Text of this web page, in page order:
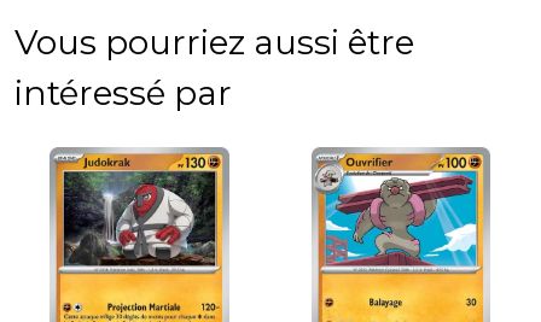
Vous pourriez aussi être
intéressé par